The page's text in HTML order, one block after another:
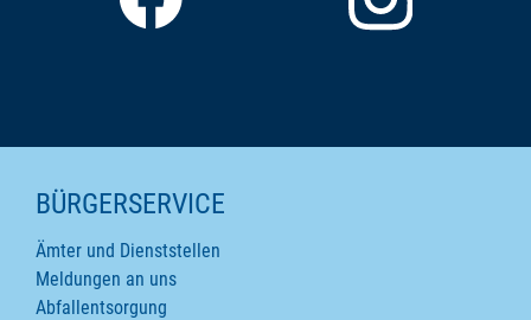
SEITENINHALTE
BÜRGERSERVICE
Ämter und Dienststellen
Meldungen an uns
Abfallentsorgung